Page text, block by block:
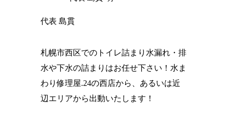
代表 島貫
札幌市西区でのトイレ詰まり水漏れ・排
水や下水の詰まりはお任せ下さい！水ま
わり修理屋.24の西店から、あるいは近
辺エリアから出動いたします！